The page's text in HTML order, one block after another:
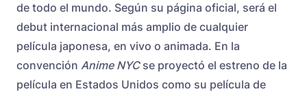
de todo el mundo. Según su página oficial, será el
debut internacional más amplio de cualquier
película japonesa, en vivo o animada. En la
convención Anime NYCse proyectó el estreno de la
película en Estados Unidos como su película de